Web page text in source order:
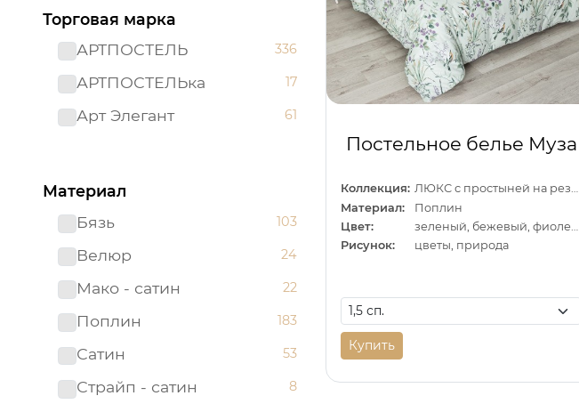
Торговая марка
АРТПОСТЕЛЬ
336
АРТПОСТЕЛЬка 17
Арт Элегант 61
Материал
Бязь
103
Велюр 24
Мако - сатин 22
Поплин 183
Сатин 53
Страйп - сатин 8
Постельное белье Муза
Коллекция:
ЛЮКС с простыней на резинке
Материал:
Поплин
Цвет:
Рисунок:
цветы, природа
Купить